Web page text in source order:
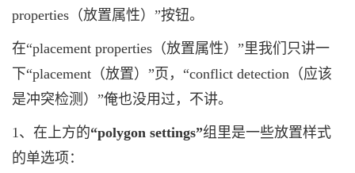
properties（放置属性）”按钮。
在“placement properties（放置属性）”里我们只讲一
下“placement（放置）”页，“conflict detection（应该
是冲突检测）”俺也没用过，不讲。
1、在上方的“polygon settings”组里是一些放置样式
的单选项：